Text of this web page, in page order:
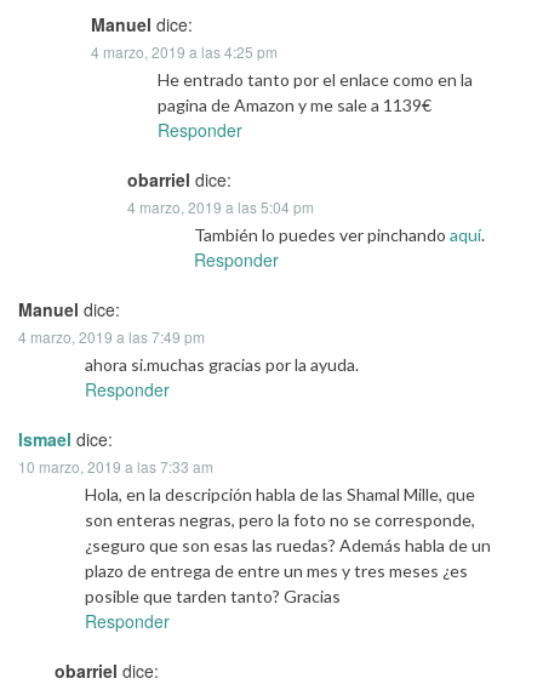
Manuel dice:
4 marzo, 2019 a las 4:25 pm
He entrado tanto por el enlace como en la
pagina de Amazon y me sale a 1139€
Responder
obarriel dice:
4 marzo, 2019 a las 5:04 pm
También lo puedes ver pinchando aquí.
Responder
Manuel dice:
4 marzo, 2019 a las 7:49 pm
ahora si.muchas gracias por la ayuda.
Responder
Ismael dice:
10 marzo, 2019 a las 7:33 am
Hola, en la descripción habla de las Shamal Mille, que
son enteras negras, pero la foto no se corresponde,
¿seguro que son esas las ruedas? Además habla de un
plazo de entrega de entre un mes y tres meses ¿es
posible que tarden tanto? Gracias
Responder
obarriel dice: